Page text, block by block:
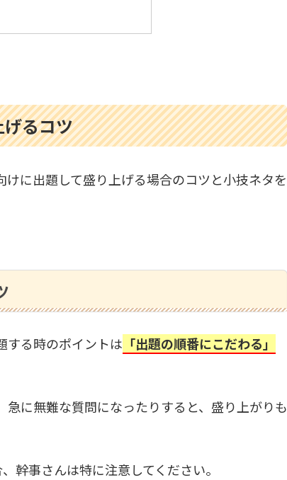
るコツ
に出題して盛り上げる場合のコツと小技ネタを
する時のポイントは 「出題の順番にこだわる」
急に無難な質問になったりすると、盛り上がりも
幹事さんは特に注意してください。